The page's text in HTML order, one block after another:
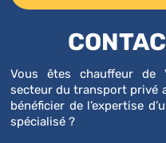
Vous êtes chauffeur de
secteur du transport privé
bénéficier de l’expertise
spécialisé ?